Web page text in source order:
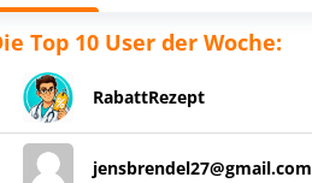
Top 10 User der Woche:
RabattRezept
jensbrendel27@gmail.com